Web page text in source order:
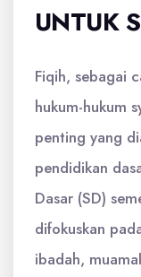
UNTUK
Fiqih, sebagai
hukum-hukum
penting yang
pendidikan
Dasar (SD)
difokuskan
ibadah,